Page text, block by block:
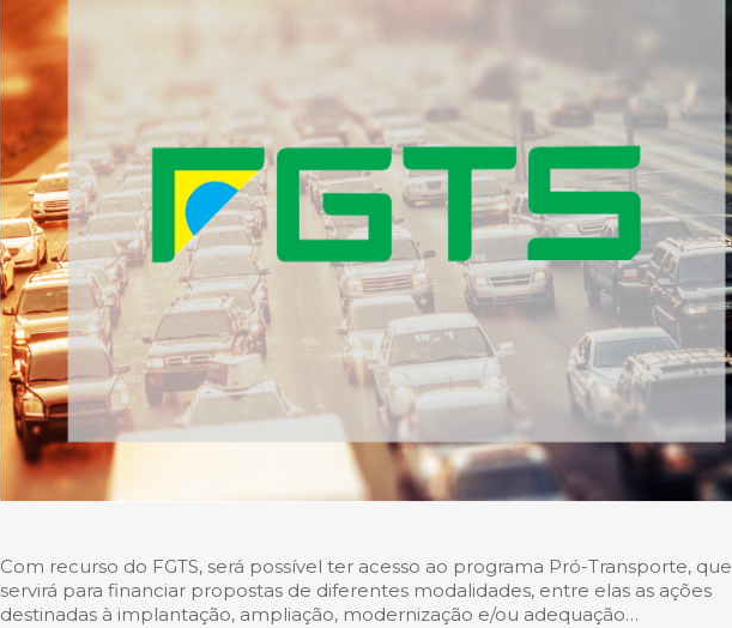
Com recurso do FGTS, será possível ter acesso ao programa Pró-Transporte, que
servirá para financiar propostas de diferentes modalidades, entre elas as ações
destinadas à implantação, ampliação, modernização e/ou adequação…